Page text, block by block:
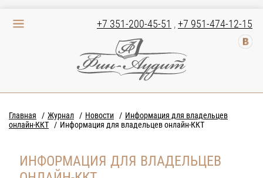
+7 351-200-45-51 ,+7 951-474-12-15
Главная Журнал Новости
Информация для владельцев
онлайн-ККТ
Информация для владельцев онлайн-ККТ
ИНФОРМАЦИЯ ДЛЯ ВЛАДЕЛЬЦЕВ